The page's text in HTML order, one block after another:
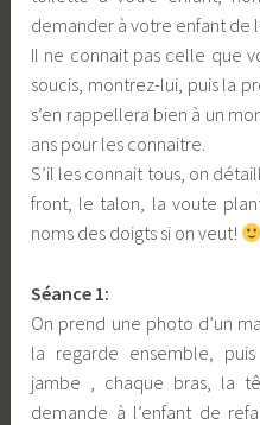
demander à votre enfant de
Il ne connait pas celle que
soucis, montrez-lui, puis la
s’en rappellera bien à un
ans pour les connaitre.
S’il les connait tous, on
front, le talon, la voute
noms des doigts si on veut!
Séance 1:
On prend une photo d’un
la regarde ensemble,
jambe , chaque bras, la
demande à l’enfant de